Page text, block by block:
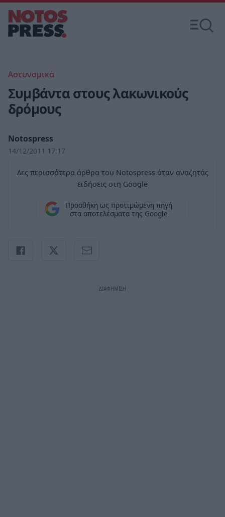
Αστυνομικά
Συμβάντα στους λακωνικούς
δρόμους
Notospress
14/12/2011 17:17
Δες περισσότερα άρθρα του Notospress όταν αναζητάς
ειδήσεις στη Google
Προσθήκη ως προτιμώμενη πηγή
στα αποτελέσματα της Google